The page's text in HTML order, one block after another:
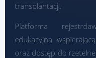
transplantacji.
Platforma
edukacyjną
oraz dostęp do